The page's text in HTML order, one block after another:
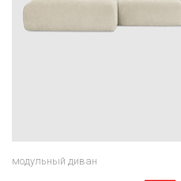
модульный диван